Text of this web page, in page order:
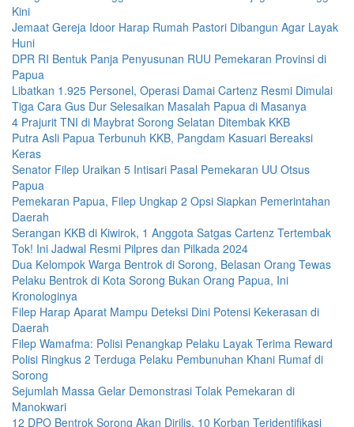
Kini
Jemaat Gereja Idoor Harap Rumah Pastori Dibangun Agar Layak
Huni
DPR RI Bentuk Panja Penyusunan RUU Pemekaran Provinsi di
Papua
Libatkan 1.925 Personel, Operasi Damai Cartenz Resmi Dimulai
Tiga Cara Gus Dur Selesaikan Masalah Papua di Masanya
4 Prajurit TNI di Maybrat Sorong Selatan Ditembak KKB
Putra Asli Papua Terbunuh KKB, Pangdam Kasuari Bereaksi
Keras
Senator Filep Uraikan 5 Intisari Pasal Pemekaran UU Otsus
Papua
Pemekaran Papua, Filep Ungkap 2 Opsi Siapkan Pemerintahan
Daerah
Serangan KKB di Kiwirok, 1 Anggota Satgas Cartenz Tertembak
Tok! Ini Jadwal Resmi Pilpres dan Pilkada 2024
Dua Kelompok Warga Bentrok di Sorong, Belasan Orang Tewas
Pelaku Bentrok di Kota Sorong Bukan Orang Papua, Ini
Kronologinya
Filep Harap Aparat Mampu Deteksi Dini Potensi Kekerasan di
Daerah
Filep Wamafma: Polisi Penangkap Pelaku Layak Terima Reward
Polisi Ringkus 2 Terduga Pelaku Pembunuhan Khani Rumaf di
Sorong
Sejumlah Massa Gelar Demonstrasi Tolak Pemekaran di
Manokwari
12 DPO Bentrok Sorong Akan Dirilis, 10 Korban Teridentifikasi